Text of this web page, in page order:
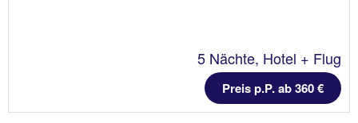
5 Nächte, Hotel + Flug
Preis p.P. ab 360 €